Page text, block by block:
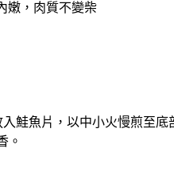
嫩，肉質不變柴
鮭魚片，以中小火慢煎至底
。